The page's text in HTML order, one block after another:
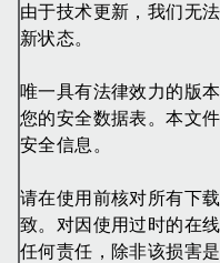
由于技术更新，我们无
新状态。
唯一具有法律效力的版
您的安全数据表。本文
安全信息。
请在使用前核对所有下
致。对因使用过时的在
任何责任，除非该损害